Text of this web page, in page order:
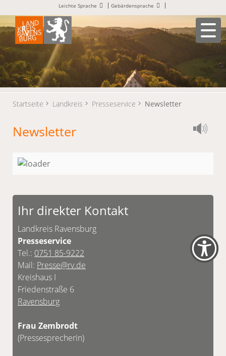
Leichte Sprache Gebärdensprache
Startseite Landkreis Presseservice Newsletter
Newsletter
Ihr direkter Kontakt
Landkreis Ravensburg
Presseservice
Tel.: 0751 85-9222
Mail: Presse@rv.de
Kreishaus I
Friedenstraße 6
Ravensburg
Frau Zembrodt
(Pressesprecherin)